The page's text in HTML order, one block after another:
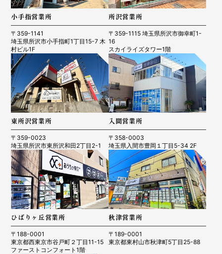
小手指営業所
〒359-1141
埼玉県所沢市小手指町1丁目15-7 木
村ビル1F
所沢営業所
〒359-1115 埼玉県所沢市御幸町1-
16
スカイライズタワー1階
東所沢営業所
〒359-0023
埼玉県所沢市東所沢和田2丁目2-1
入間営業所
〒358-0003
埼玉県入間市豊岡１丁目5-34 2F
ひばりヶ丘営業所
〒188-0001
東京都西東京市谷戸町２丁目11-15
ファーストコンフォート1階
秋津営業所
〒189-0001
東京都東村山市秋津町5丁目25-88